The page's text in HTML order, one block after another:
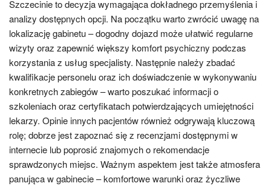
Szczecinie to decyzja wymagająca dokładnego przemyślenia i
analizy dostępnych opcji. Na początku warto zwrócić uwagę na
lokalizację gabinetu – dogodny dojazd może ułatwić regularne
wizyty oraz zapewnić większy komfort psychiczny podczas
korzystania z usług specjalisty. Następnie należy zbadać
kwalifikacje personelu oraz ich doświadczenie w wykonywaniu
konkretnych zabiegów – warto poszukać informacji o
szkoleniach oraz certyfikatach potwierdzających umiejętności
lekarzy. Opinie innych pacjentów również odgrywają kluczową
rolę; dobrze jest zapoznać się z recenzjami dostępnymi w
internecie lub poprosić znajomych o rekomendacje
sprawdzonych miejsc. Ważnym aspektem jest także atmosfera
panująca w gabinecie – komfortowe warunki oraz życzliwe